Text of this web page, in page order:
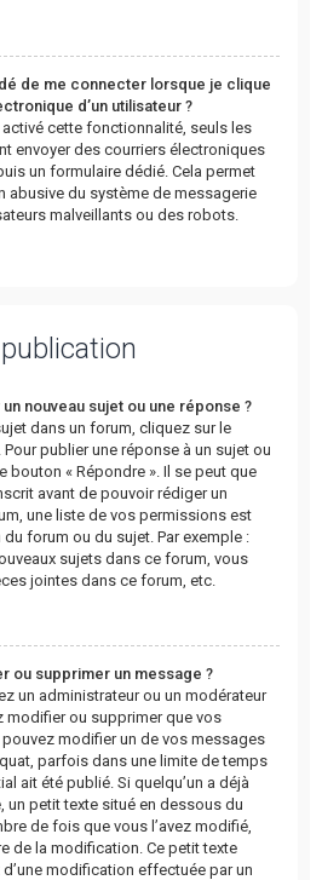
de me connecter lorsque je clique
d’un utilisateur ?
cette fonctionnalité, seuls les
envoyer des courriers électroniques
un formulaire dédié. Cela permet
abusive du système de messagerie
malveillants ou des robots.
nouveau sujet ou une réponse ?
dans un forum, cliquez sur le
publier une réponse à un sujet ou
bouton « Répondre ». Il se peut que
avant de pouvoir rédiger un
une liste de vos permissions est
forum ou du sujet. Par exemple :
sujets dans ce forum, vous
jointes dans ce forum, etc.
ou supprimer un message ?
un administrateur ou un modérateur
modifier ou supprimer que vos
modifier un de vos messages
parfois dans une limite de temps
ait été publié. Si quelqu’un a déjà
un petit texte situé en dessous du
de fois que vous l’avez modifié,
de la modification. Ce petit texte
d’une modification effectuée par un